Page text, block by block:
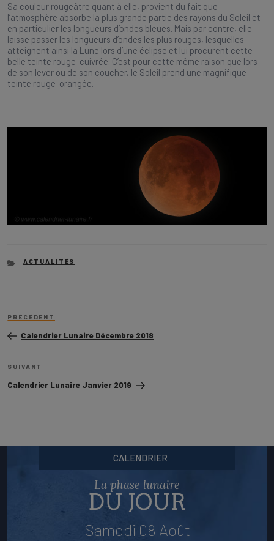
Sa couleur rougeâtre quant à elle, provient du fait que
l’atmosphère absorbe la plus grande partie des rayons du Soleil et
en particulier les longueurs d’ondes bleues. Mais par contre, elle
laisse passer les longueurs d’ondes les plus rouges, lesquelles
atteignent ainsi la Lune lors d’une éclipse et lui procurent cette
belle teinte rouge-cuivrée. C’est pour cette même raison que lors
de son lever ou de son coucher, le Soleil prend une magnifique
teinte rouge-orangée.
CATEGORIES
ACTUALITÉS
de
l’article
Article
PRÉCÉDENT
Calendrier Lunaire Décembre 2018
Article
SUIVANT
Calendrier Lunaire Janvier 2019
CALENDRIER
La phase lunaire
DU JOUR
Samedi 08 Août